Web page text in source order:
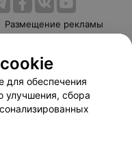
Размещение рекламы
Способы оплаты
103.by
для обеспечения
улучшения, сбора